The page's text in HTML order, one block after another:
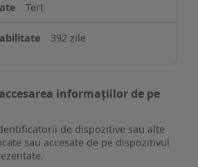
Terț
392 zile
informațiilor de pe
de dispozitive sau alte
sau accesate de pe dispozitivul